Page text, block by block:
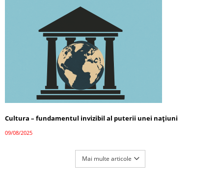
Cultura – fundamentul invizibil al puterii unei națiuni
09/08/2025
Mai multe articole